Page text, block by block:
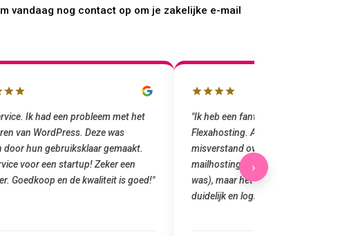
vandaag nog contact op om je zakelijke e-mail
Ik had een probleem met het
van WordPress. Deze was
door hun gebruiksklaar gemaakt.
voor een startup! Zeker een
Goedkoop en de kwaliteit is goed!"
"Ik heb een fantastische ervaring
Flexahosting. Aanvankelijk was er
misverstand over domeinregistratie
mailhosting (ik dacht dat e-mail
was), maar het team heeft het
duidelijk en logisch …"
›